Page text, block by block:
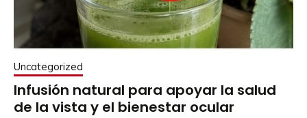
Uncategorized
Infusión natural para apoyar la salud
de la vista y el bienestar ocular